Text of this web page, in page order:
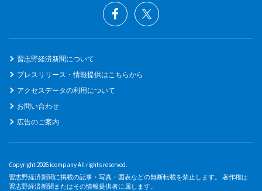
習志野経済新聞について
プレスリリース・情報提供はこちらから
アクセスデータの利用について
お問い合わせ
広告のご案内
Copyright 2026 icompany All rights reserved.
習志野経済新聞に掲載の記事・写真・図表などの無断転載を禁止します。 著作権は
習志野経済新聞またはその情報提供者に属します。